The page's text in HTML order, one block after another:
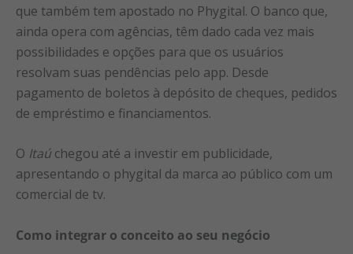
que também tem apostado no Phygital. O banco que,
ainda opera com agências, têm dado cada vez mais
possibilidades e opções para que os usuários
resolvam suas pendências pelo app. Desde
pagamento de boletos à depósito de cheques, pedidos
de empréstimo e financiamentos.
O Itaú chegou até a investir em publicidade,
apresentando o phygital da marca ao público com um
comercial de tv.
Como integrar o conceito ao seu negócio